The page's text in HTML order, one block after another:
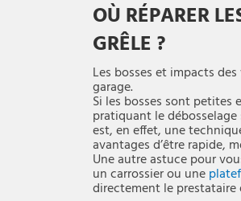
OÙ RÉPARER
GRÊLE ?
Les bosses et impacts
garage.
Si les bosses sont
pratiquant le
est, en effet, une
avantages d’être rapide,
Une autre astuce pour
un carrossier ou une
directement le prestataire